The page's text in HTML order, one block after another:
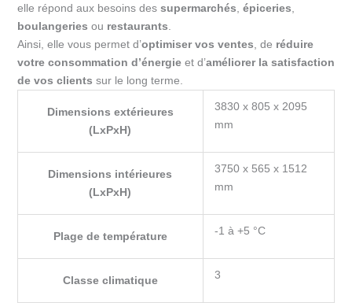
elle répond aux besoins des supermarchés épiceries
boulangeries ou restaurants
Ainsi, elle vous permet d’optimiser vos ventes , de réduire
votre consommation d’énergieet d’améliorer la satisfaction
de vos clients sur le long terme.
Dimensions extérieures
(LxPxH)
3830 x 805 x 2095
mm
Dimensions intérieures
(LxPxH)
3750 x 565 x 1512
mm
Plage de température -1 à +5 °C
Classe climatique 3